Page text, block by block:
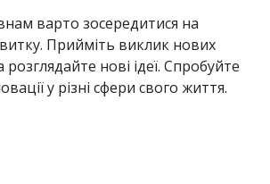
варто зосередитися на
Прийміть виклик нових
нові ідеї. Спробуйте
у різні сфери свого життя.